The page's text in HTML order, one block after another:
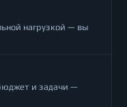
нагрузкой — вы
и задачи —